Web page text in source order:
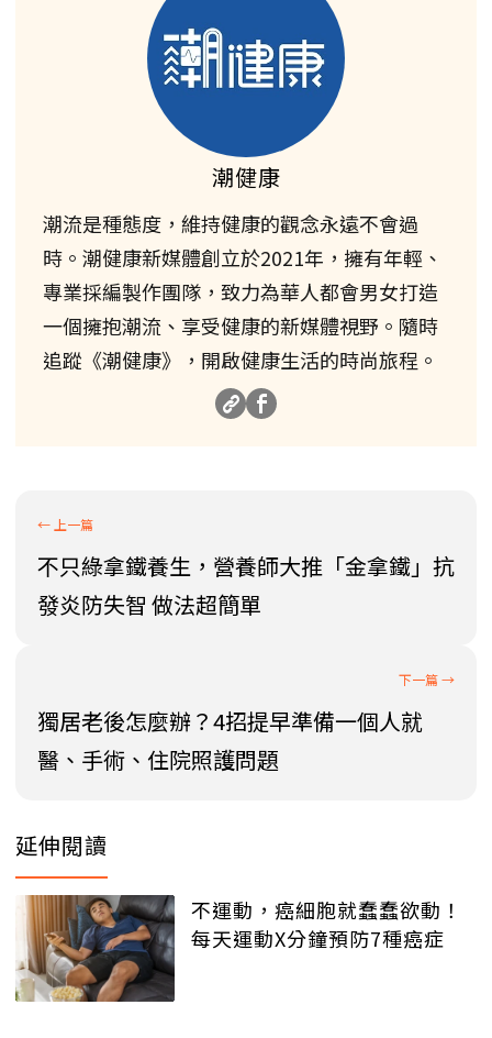
潮健康
潮流是種態度，維持健康的觀念永遠不會過
時。潮健康新媒體創立於2021年，擁有年輕、
專業採編製作團隊，致力為華人都會男女打造
一個擁抱潮流、享受健康的新媒體視野。隨時
追蹤《潮健康》，開啟健康生活的時尚旅程。
不只綠拿鐵養生，營養師大推「金拿鐵」抗
發炎防失智 做法超簡單
獨居老後怎麼辦？4招提早準備一個人就
醫、手術、住院照護問題
延伸閱讀
不運動，癌細胞就蠢蠢欲動！
每天運動X分鐘預防7種癌症